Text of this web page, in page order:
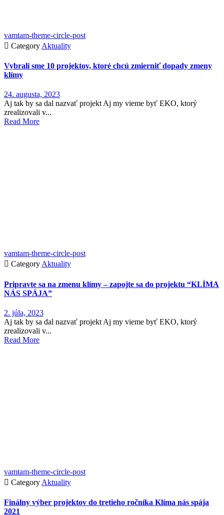
vamtam-theme-circle-post
 Category Aktuality
Vybrali sme 10 projektov, ktoré chcú zmierniť dopady zmeny
klímy
24. augusta, 2023
Aj tak by sa dal nazvať projekt Aj my vieme byť EKO, ktorý
zrealizovali v...
Read More
vamtam-theme-circle-post
 CategoryAktuality
Pripravte sa na zmenu klímy – zapojte sa do projektu “KLÍMA
NÁS SPÁJA”
2. júla, 2023
Aj tak by sa dal nazvať projekt Aj my vieme byť EKO, ktorý
zrealizovali v...
Read More
vamtam-theme-circle-post
 Category Aktuality
Finálny výber projektov do tretieho ročníka Klíma nás spája
2021